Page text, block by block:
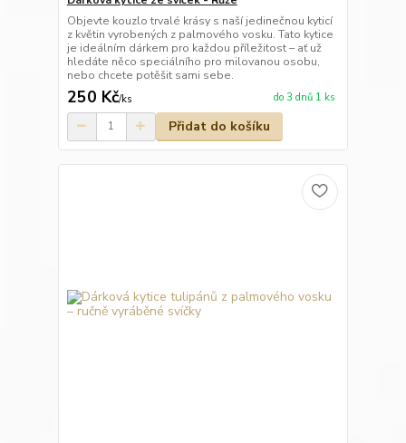
Objevte kouzlo trvalé krásy s naší jedinečnou kyticí
z květin vyrobených z palmového vosku. Tato kytice
je ideálním dárkem pro každou příležitost – ať už
hledáte něco speciálního pro milovanou osobu,
nebo chcete potěšit sami sebe.
250 Kč/ks do 3 dnů 1 ks
Přidat do košíku